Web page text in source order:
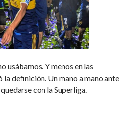
usábamos. Y menos en las
la definición. Un mano a mano ante
con la Superliga.